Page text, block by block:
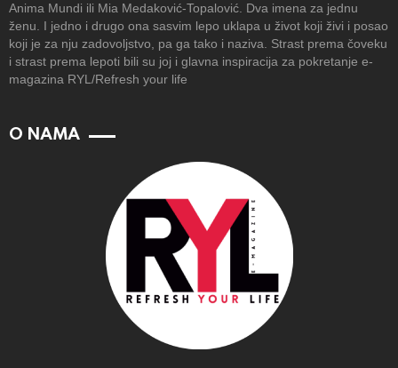
Anima Mundi ili Mia Medaković-Topalović. Dva imena za jednu
ženu. I jedno i drugo ona sasvim lepo uklapa u život koji živi i posao
koji je za nju zadovoljstvo, pa ga tako i naziva. Strast prema čoveku
i strast prema lepoti bili su joj i glavna inspiracija za pokretanje e-
magazina RYL/Refresh your life
O NAMA